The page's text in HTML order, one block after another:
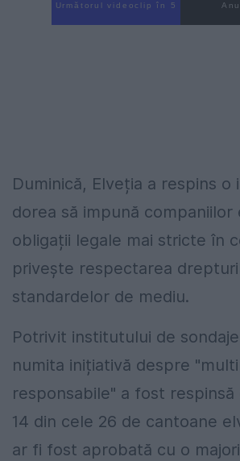
Următorul videoclip în 4
Duminică, Elveția a respins o
dorea să impună companiilor
obligații legale mai stricte în
privește respectarea
standardelor de mediu.
Potrivit institutului de
numita inițiativă despre
responsabile" a fost
14 din cele 26 de cantoane
ar fi fost aprobată cu o